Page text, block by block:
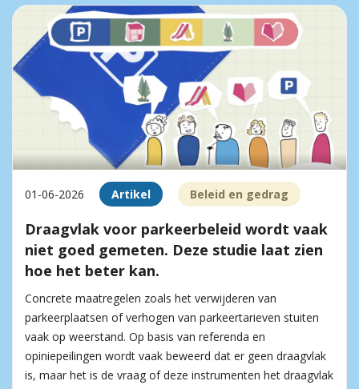
01-06-2026 Artikel Beleid en gedrag
Draagvlak voor parkeerbeleid wordt vaak
niet goed gemeten. Deze studie laat zien
hoe het beter kan.
Concrete maatregelen zoals het verwijderen van
parkeerplaatsen of verhogen van parkeertarieven stuiten
vaak op weerstand. Op basis van referenda en
opiniepeilingen wordt vaak beweerd dat er geen draagvlak
is, maar het is de vraag of deze instrumenten het draagvlak